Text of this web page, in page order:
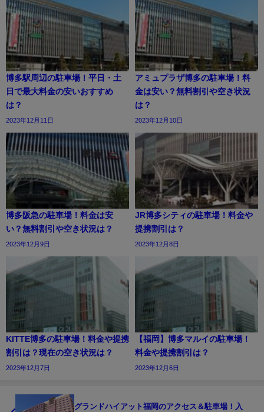
博多駅周辺の駐車場！平日・土
日で最大料金の安いおすすめ
は？
2023年12月11日
アミュプラザ博多の駐車場！料
金は安い？無料割引や空き状況
は？
2023年12月10日
博多阪急の駐車場！料金は安
い？無料割引や空き状況は？
2023年12月9日
JR博多シティの駐車場！料金や
提携割引は？
2023年12月8日
KITTE博多の駐車場！料金や提携
割引は？現在の空き状況は？
2023年12月7日
【福岡】博多マルイの駐車場！
料金や提携割引は？
2023年12月6日
グランドハイアット福岡のアクセス＆駐車場！入